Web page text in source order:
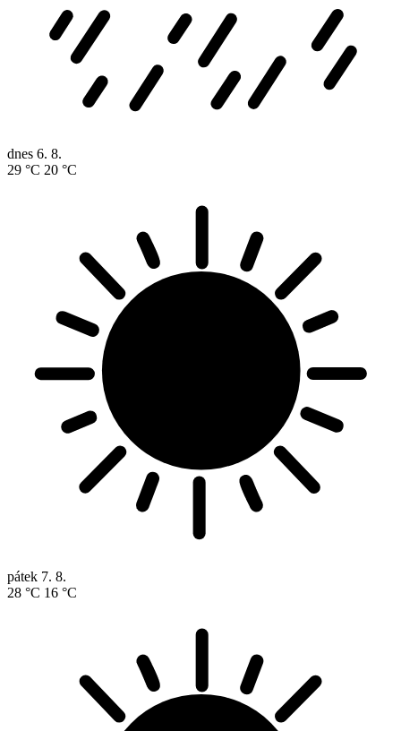
dnes 6. 8.
29 °C 20 °C
pátek 7. 8.
28 °C 16 °C